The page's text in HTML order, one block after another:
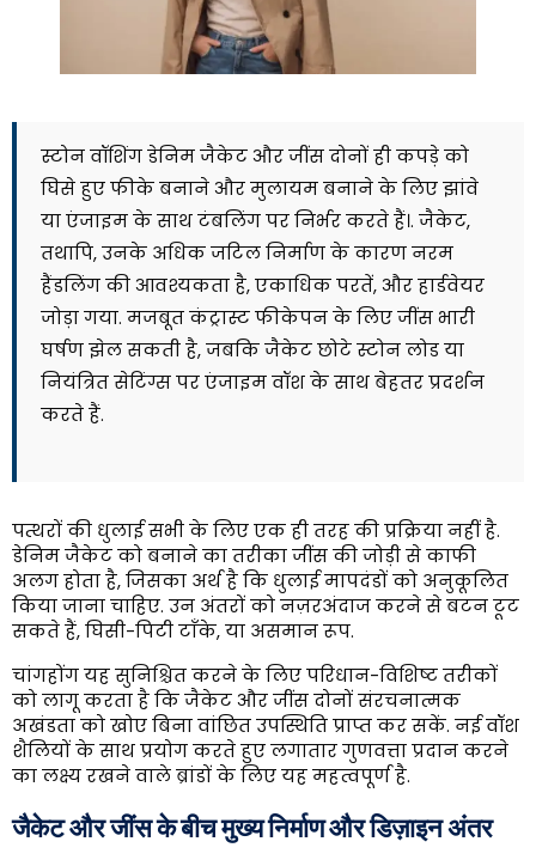
स्टोन वॉशिंग डेनिम जैकेट और जींस दोनों ही कपड़े को
घिसे हुए फीके बनाने और मुलायम बनाने के लिए झांवे
या एंजाइम के साथ टंबलिंग पर निर्भर करते हैं।. जैकेट,
तथापि, उनके अधिक जटिल निर्माण के कारण नरम
हैंडलिंग की आवश्यकता है, एकाधिक परतें, और हार्डवेयर
जोड़ा गया. मजबूत कंट्रास्ट फीकेपन के लिए जींस भारी
घर्षण झेल सकती है, जबकि जैकेट छोटे स्टोन लोड या
नियंत्रित सेटिंग्स पर एंजाइम वॉश के साथ बेहतर प्रदर्शन
करते हैं.
पत्थरों की धुलाई सभी के लिए एक ही तरह की प्रक्रिया नहीं है.
डेनिम जैकेट को बनाने का तरीका जींस की जोड़ी से काफी
अलग होता है, जिसका अर्थ है कि धुलाई मापदंडों को अनुकूलित
किया जाना चाहिए. उन अंतरों को नज़रअंदाज करने से बटन टूट
सकते हैं, घिसी-पिटी टाँके, या असमान रूप.
चांगहोंग यह सुनिश्चित करने के लिए परिधान-विशिष्ट तरीकों
को लागू करता है कि जैकेट और जींस दोनों संरचनात्मक
अखंडता को खोए बिना वांछित उपस्थिति प्राप्त कर सकें. नई वॉश
शैलियों के साथ प्रयोग करते हुए लगातार गुणवत्ता प्रदान करने
का लक्ष्य रखने वाले ब्रांडों के लिए यह महत्वपूर्ण है.
जैकेट और जींस के बीच मुख्य निर्माण और डिज़ाइन अंतर